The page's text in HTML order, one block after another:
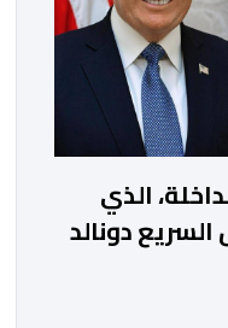
الذي
دونالد
الكبير
دونالد